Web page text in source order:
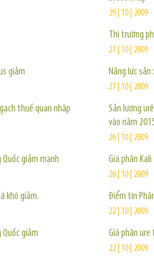
giảm
thuế quan nhập
giảm mạnh
khó giảm.
giảm
29 | 10 | 2009
Thị trường
27 | 10 | 2009
Năng lực
27 | 10 | 2009
Sản lượng
vào năm
26 | 10 | 2009
Giá phân
26 | 10 | 2009
Điểm tin
22 | 10 | 2009
Giá phân
22 | 10 | 2009